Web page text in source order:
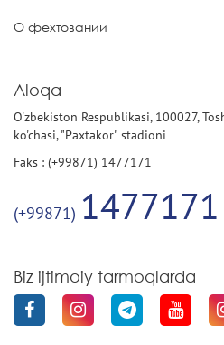
О фехтовании
Aloqa
O'zbekiston Respublikasi, 100027,
ko'chasi, "Paxtakor" stadioni
Faks : (+99871) 1477171
(+99871) 1477171
Biz ijtimoiy tarmoqlarda